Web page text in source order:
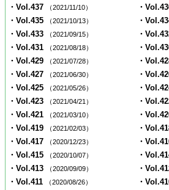
・Vol.437 （2021/11/10） ・
・Vol.435 （2021/10/13） ・
・Vol.433 （2021/09/15） ・
・Vol.431 （2021/08/18） ・
・Vol.429 （2021/07/28） ・
・Vol.427 （2021/06/30） ・
・Vol.425 （2021/05/26） ・
・Vol.423 （2021/04/21） ・
・Vol.421 （2021/03/10） ・
・Vol.419 （2021/02/03） ・
・Vol.417 （2020/12/23） ・
・Vol.415 （2020/10/07） ・
・Vol.413 （2020/09/09） ・
・Vol.411 （2020/08/26） ・